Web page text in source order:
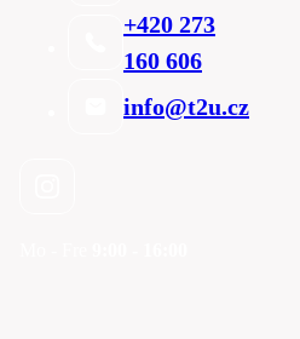
+420 273
160 606
info@t2u.cz